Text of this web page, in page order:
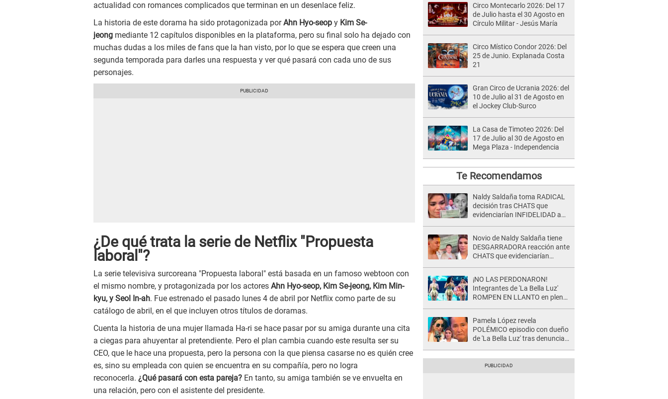
actualidad con romances complicados que terminan en un desenlace feliz.
La historia de este dorama ha sido protagonizada porAhn Hyo-seop y Kim Se-
jeong mediante 12 capítulos disponibles en la plataforma, pero su final solo ha dejado con
muchas dudas a los miles de fans que la han visto, por lo que se espera que creen una
segunda temporada para darles una respuesta y ver qué pasará con cada uno de sus
personajes.
¿De qué trata la serie de Netflix "Propuesta
laboral"?
La serie televisiva surcoreana "Propuesta laboral" está basada en un famoso webtoon con
el mismo nombre, y protagonizada por los actores Ahn Hyo-seop, Kim Se-jeong, Kim Min-
kyu, y Seol In-ah. Fue estrenado el pasado lunes 4 de abril por Netflix como parte de su
catálogo de abril, en el que incluyen otros títulos de doramas.
Cuenta la historia de una mujer llamada Ha-ri se hace pasar por su amiga durante una cita
a ciegas para ahuyentar al pretendiente. Pero el plan cambia cuando este resulta ser su
CEO, que le hace una propuesta, pero la persona con la que piensa casarse no es quién cree
es, sino su empleada con quien se encuentra en su compañía, pero no logra
reconocerla. ¿Qué pasará con esta pareja? En tanto, su amiga también se ve envuelta en
una relación, pero con el asistente del presidente.
Circo Montecarlo 2026: Del 17
de Julio hasta el 30 Agosto en
Círculo Militar - Jesús María
Circo Místico Condor 2026: Del
25 de Junio. Explanada Costa
21
Gran Circo de Ucrania 2026: del
10 de Julio al 31 de Agosto en
el Jockey Club-Surco
La Casa de Timoteo 2026: Del
17 de Julio al 30 de Agosto en
Mega Plaza - Independencia
Te Recomendamos
Naldy Saldaña toma RADICAL
decisión tras CHATS que
evidenciarían INFIDELIDAD a
Novio de Naldy Saldaña tiene
DESGARRADORA reacción ante
CHATS que evidenciarían
¡NO LAS PERDONARON!
Integrantes de 'La Bella Luz'
ROMPEN EN LLANTO en pleno
Pamela López revela
POLÉMICO episodio con dueño
de 'La Bella Luz' tras denuncia